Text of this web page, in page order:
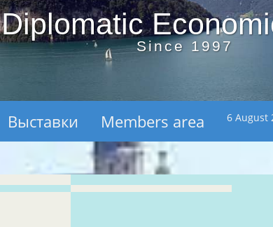
Diplomatic
Since 1997
Выставки Members area 6 August